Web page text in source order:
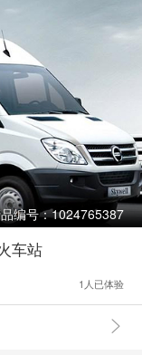
编号：1024765387
车站
1 人已体验
